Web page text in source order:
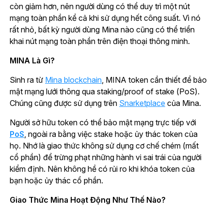
còn giảm hơn, nên người dùng có thể duy trì một nút
mạng toàn phần kể cả khi sử dụng hết công suất. Vì nó
rất nhỏ, bất kỳ người dùng Mina nào cũng có thể triển
khai nút mạng toàn phần trên điện thoại thông minh.
MINA Là Gì?
Sinh ra từ Mina blockchain , MINA token cần thiết để bảo
mật mạng lưới thông qua staking/proof of stake (PoS).
Chúng cũng được sử dụng trên Snarketplace của Mina.
Người sở hữu token có thể bảo mật mạng trực tiếp với
PoS , ngoài ra bằng việc stake hoặc ủy thác token của
họ. Nhớ là giao thức không sử dụng cơ chế chém (mất
cổ phần) để trừng phạt những hành vi sai trái của người
kiểm định. Nên không hề có rủi ro khi khóa token của
bạn hoặc ủy thác cổ phần.
Giao Thức Mina Hoạt Động Như Thế Nào?